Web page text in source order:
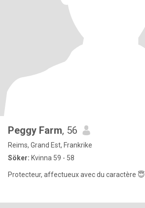
Peggy Farm, 56
Reims, Grand Est, Frankrike
Söker: Kvinna 59 - 58
Protecteur, affectueux avec du caractère 😇